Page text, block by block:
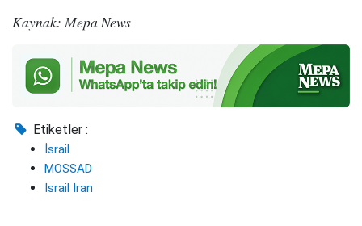
Kaynak: Mepa News
Etiketler :
İsrail
MOSSAD
İsrail İran